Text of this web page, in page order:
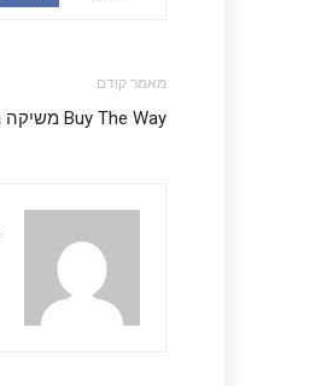
מאמר קודם
Buy The Way משיקה תפריט מנות חדש ועשיר